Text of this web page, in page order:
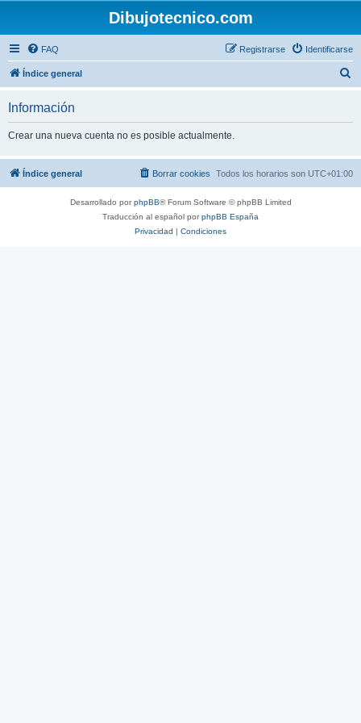
Dibujotecnico.com
FAQ Identificarse
Registrarse
Índice general
r
Información
Crear una nueva cuenta no es posible actualmente.
Índice general Todos los horarios son UTC+01:00
Borrar cookies
Desarrollado porphpBB® Forum Software © phpBB Limited
Traducción al español porphpBB España
Privacidad | Condiciones